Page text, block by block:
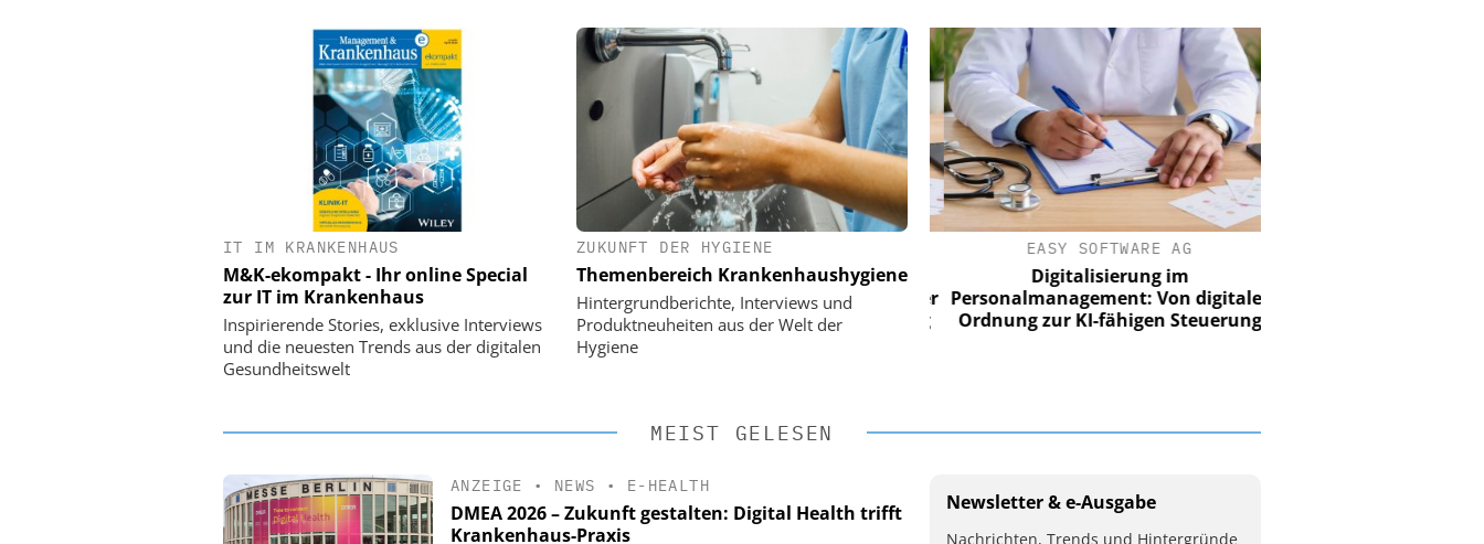
IT IM KRANKENHAUS
M&K-ekompakt - Ihr online Special
zur IT im Krankenhaus
Inspirierende Stories, exklusive Interviews
und die neuesten Trends aus der digitalen
Gesundheitswelt
ZUKUNFT DER HYGIENE
Themenbereich Krankenhaushygiene
Hintergrundberichte, Interviews und
Produktneuheiten aus der Welt der
Hygiene
EASY SOFTWARE AG
Digitalisierung im
Personalmanagement: Von digitaler
Ordnung zur KI-fähigen Steuerung
EASY SOFTWARE AG
Digitalisierung im
Personalmanagement: Von digitaler
Ordnung zur KI-fähigen Steuerung
EASY SOFTWARE AG
Digitalisierung im
Personalmanagement: Von digitaler
Ordnung zur KI-fähigen Steuerung
MEIST GELESEN
ANZEIGE • NEWS • E-HEALTH
DMEA 2026 – Zukunft gestalten: Digital Health trifft
Krankenhaus-Praxis
Newsletter & e-Ausgabe
Nachrichten, Trends und Hintergründe